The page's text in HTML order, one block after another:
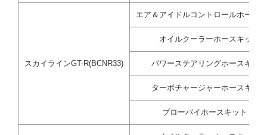
スカイラインGT-R(BCNR33)
エア＆アイドルコントロールホース
オイルクーラーホースキット
パワーステアリングホースキット
ターボチャージャーホースキット
ブローバイホースキット ※